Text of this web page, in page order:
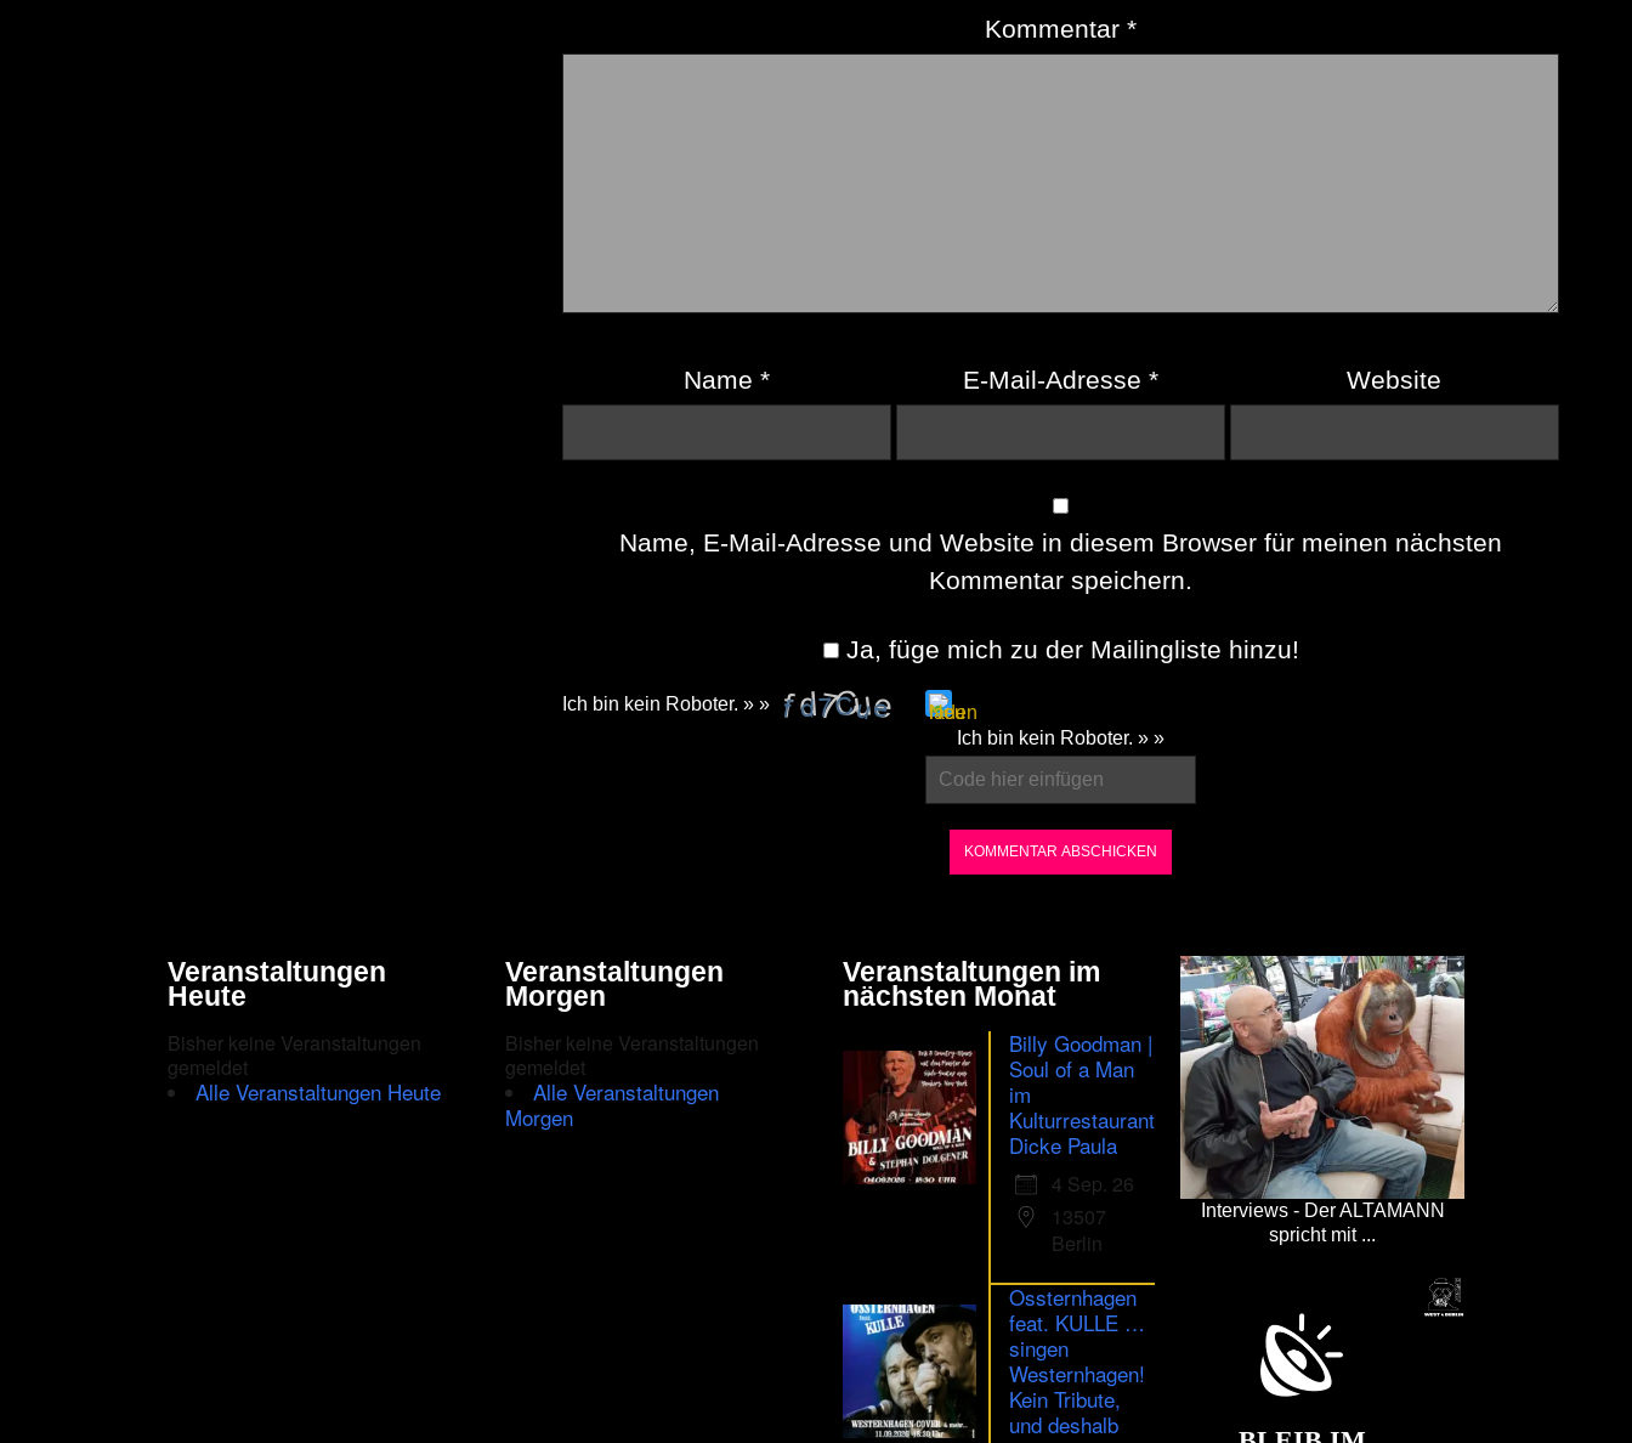
Kommentar*
Name* E-Mail-Adresse* Website
Name, E-Mail-Adresse und Website in diesem Browser für meinen nächsten
Kommentar speichern.
Ja, füge mich zu der Mailingliste hinzu!
Ich bin kein Roboter. » »
CAPTCHA
ensure
that
Ich bin kein Roboter. » »
Veranstaltungen
Heute
Bisher keine Veranstaltungen
gemeldet
Alle Veranstaltungen Heute
Veranstaltungen
Morgen
Bisher keine Veranstaltungen
gemeldet
Alle Veranstaltungen
Morgen
Veranstaltungen im
nächsten Monat
Billy Goodman |
Soul of a Man
im
Kulturrestaurant
Dicke Paula
4 Sep. 26
13507
Berlin
Ossternhagen
feat. KULLE …
singen
Westernhagen!
Kein Tribute,
und deshalb
Interviews - Der ALTAMANN
spricht mit ...